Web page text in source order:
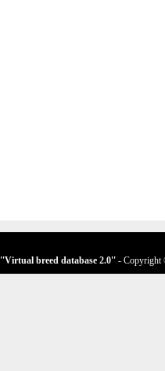
''Virtual breed database 2.0'' - Copyright